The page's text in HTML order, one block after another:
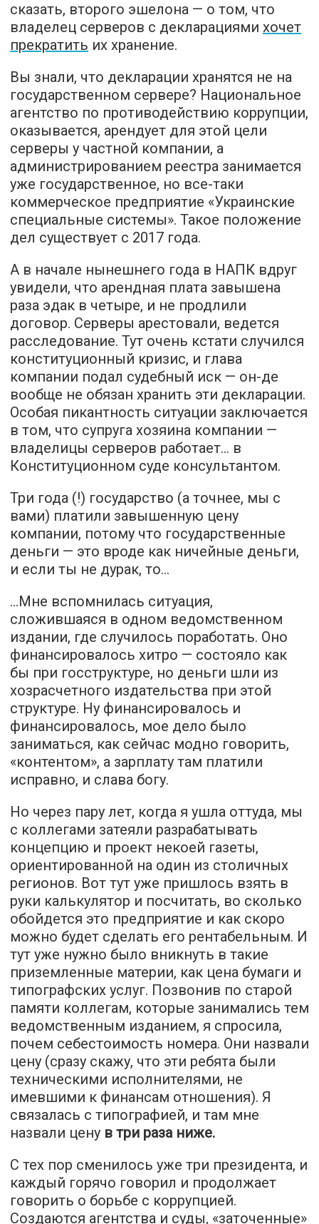
сказать, второго эшелона — о том, что
владелец серверов с декларациями хочет
прекратить их хранение.
Вы знали, что декларации хранятся не на
государственном сервере? Национальное
агентство по противодействию коррупции,
оказывается, арендует для этой цели
серверы у частной компании, а
администрированием реестра занимается
уже государственное, но все-таки
коммерческое предприятие «Украинские
специальные системы». Такое положение
дел существует с 2017 года.
А в начале нынешнего года в НАПК вдруг
увидели, что арендная плата завышена
раза эдак в четыре, и не продлили
договор. Серверы арестовали, ведется
расследование. Тут очень кстати случился
конституционный кризис, и глава
компании подал судебный иск — он-де
вообще не обязан хранить эти декларации.
Особая пикантность ситуации заключается
в том, что супруга хозяина компании —
владелицы серверов работает… в
Конституционном суде консультантом.
Три года (!) государство (а точнее, мы с
вами) платили завышенную цену
компании, потому что государственные
деньги — это вроде как ничейные деньги,
и если ты не дурак, то…
…Мне вспомнилась ситуация,
сложившаяся в одном ведомственном
издании, где случилось поработать. Оно
финансировалось хитро — состояло как
бы при госструктуре, но деньги шли из
хозрасчетного издательства при этой
структуре. Ну финансировалось и
финансировалось, мое дело было
заниматься, как сейчас модно говорить,
«контентом», а зарплату там платили
исправно, и слава богу.
Но через пару лет, когда я ушла оттуда, мы
с коллегами затеяли разрабатывать
концепцию и проект некоей газеты,
ориентированной на один из столичных
регионов. Вот тут уже пришлось взять в
руки калькулятор и посчитать, во сколько
обойдется это предприятие и как скоро
можно будет сделать его рентабельным. И
тут уже нужно было вникнуть в такие
приземленные материи, как цена бумаги и
типографских услуг. Позвонив по старой
памяти коллегам, которые занимались тем
ведомственным изданием, я спросила,
почем себестоимость номера. Они назвали
цену (сразу скажу, что эти ребята были
техническими исполнителями, не
имевшими к финансам отношения). Я
связалась с типографией, и там мне
назвали цену в три раза ниже.
С тех пор сменилось уже три президента, и
каждый горячо говорил и продолжает
говорить о борьбе с коррупцией.
Создаются агентства и суды, «заточенные»